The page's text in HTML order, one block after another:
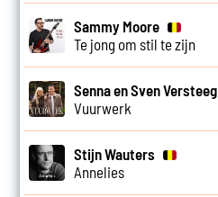
Sammy Moore
Te jong om stil te zijn
Senna en Sven Versteeg
Vuurwerk
Stijn Wauters
Annelies